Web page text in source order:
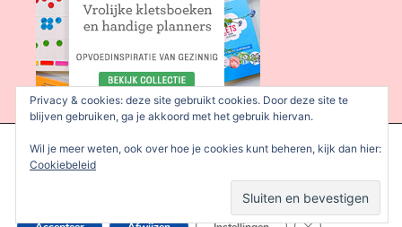
We gebruiken cookies om je de beste ervaring op onze site te
bieden.
Je kunt meer informatie vinden over welke cookies we gebruiken
Sluit AVG/
Privacy & cookies: deze site gebruikt cookies. Door deze site te
blijven gebruiken, ga je akkoord met het gebruik hiervan.
Wil je meer weten, ook over hoe je cookies kunt beheren, kijk dan hier:
Cookiebeleid